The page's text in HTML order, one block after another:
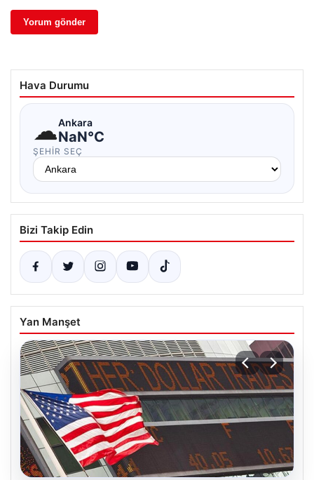
Hava Durumu
☁Ankara
NaN°C
ŞEHIR SEÇ
Bizi Takip Edin
Yan Manşet